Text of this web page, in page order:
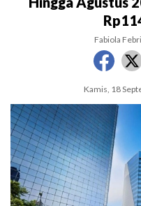
Fabiola
Kamis, 18